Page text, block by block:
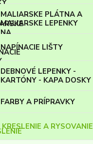
MALIARSKE PLÁTNA A
MALIARSKE LEPENKY
NAPÍNACIE LIŠTY
DEBNOVÉ LEPENKY -
KARTÓNY - KAPA DOSKY
FARBY A PRÍPRAVKY
KRESLENIE A RYSOVANIE